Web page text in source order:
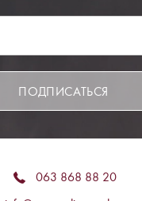
ПОДПИСАТЬСЯ
063 868 88 20